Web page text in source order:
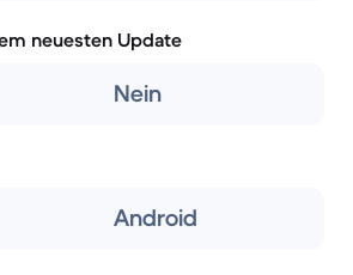
neuesten Update
Nein
Android